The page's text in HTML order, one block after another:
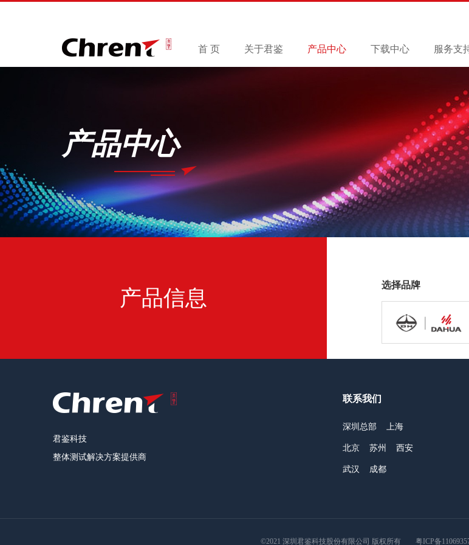
首 页 关于君鉴 产品中心 下载中心 服务支
产品中心
产品信息
选择品牌
君鉴科技
整体测试解决方案提供商
联系我们
深圳总部 上海
北京 苏州 西安
武汉 成都
©2021 深圳君鉴科技股份有限公司 版权所有 粤ICP备